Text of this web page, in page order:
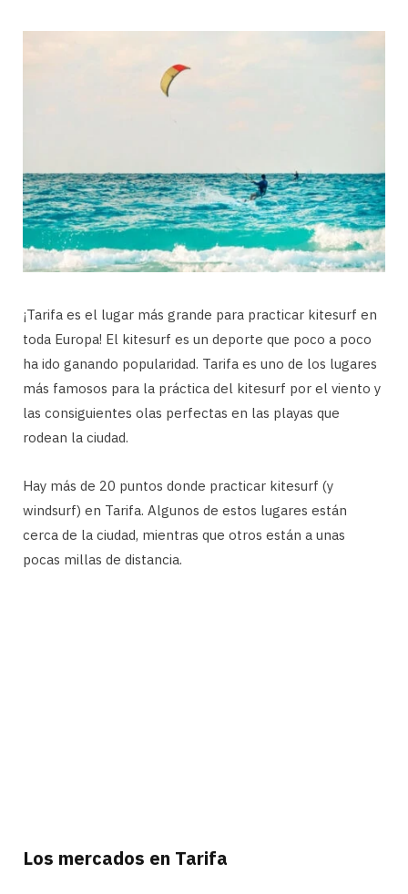
¡Tarifa es el lugar más grande para practicar kitesurf en
toda Europa! El kitesurf es un deporte que poco a poco
ha ido ganando popularidad. Tarifa es uno de los lugares
más famosos para la práctica del kitesurf por el viento y
las consiguientes olas perfectas en las playas que
rodean la ciudad.
Hay más de 20 puntos donde practicar kitesurf (y
windsurf) en Tarifa. Algunos de estos lugares están
cerca de la ciudad, mientras que otros están a unas
pocas millas de distancia.
Los mercados en Tarifa